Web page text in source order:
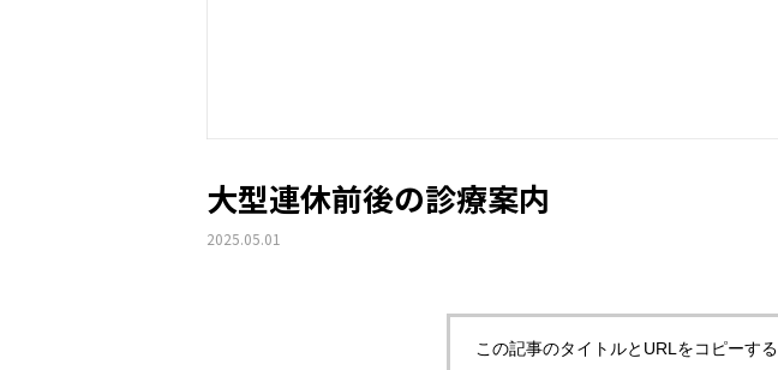
大型連休前後の診療案内
2025.05.01
この記事のタイトルとURLをコピーする